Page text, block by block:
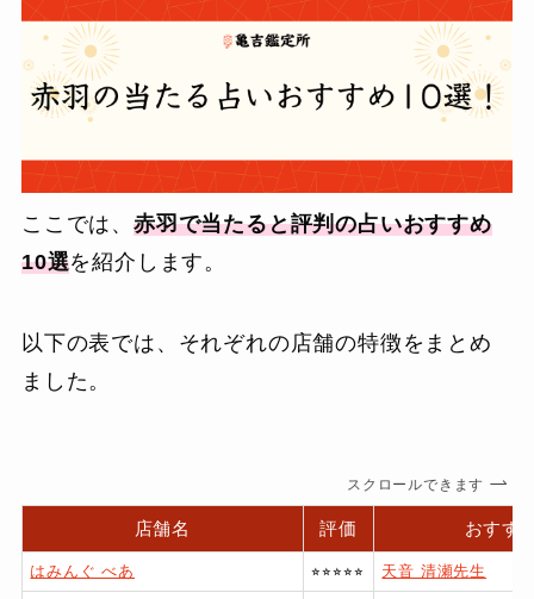
ここでは、 赤羽で当たると評判の占いおすすめ
10選を紹介します。
以下の表では、それぞれの店舗の特徴をまとめ
ました。
スクロールできます
店舗名 評価 おすす
はみんぐ べあ ⭐︎⭐︎⭐︎⭐︎⭐︎ 天音 清瀬先生